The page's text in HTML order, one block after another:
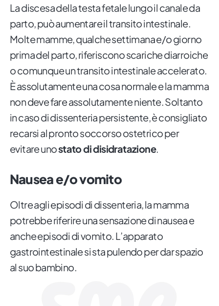
La discesa della testa fetale lungo il canale da
parto, può aumentare il transito intestinale.
Molte mamme, qualche settimana e/o giorno
prima del parto, riferiscono scariche diarroiche
o comunque un transito intestinale accelerato.
È assolutamente una cosa normale e la mamma
non deve fare assolutamente niente. Soltanto
in caso di dissenteria persistente, è consigliato
recarsi al pronto soccorso ostetrico per
evitare unostato di disidratazione.
Nausea e/o vomito
Oltre agli episodi di dissenteria, la mamma
potrebbe riferire una sensazione di nausea e
anche episodi di vomito. L’apparato
gastrointestinale si sta pulendo per dar spazio
al suo bambino.